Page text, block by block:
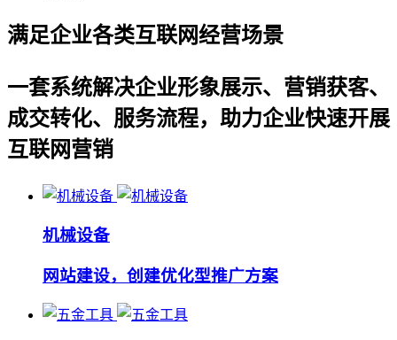
满足企业各类互联网经营场景
一套系统解决企业形象展示、营销获客、
成交转化、服务流程，助力企业快速开展
互联网营销
机械设备
网站建设，创建优化型推广方案